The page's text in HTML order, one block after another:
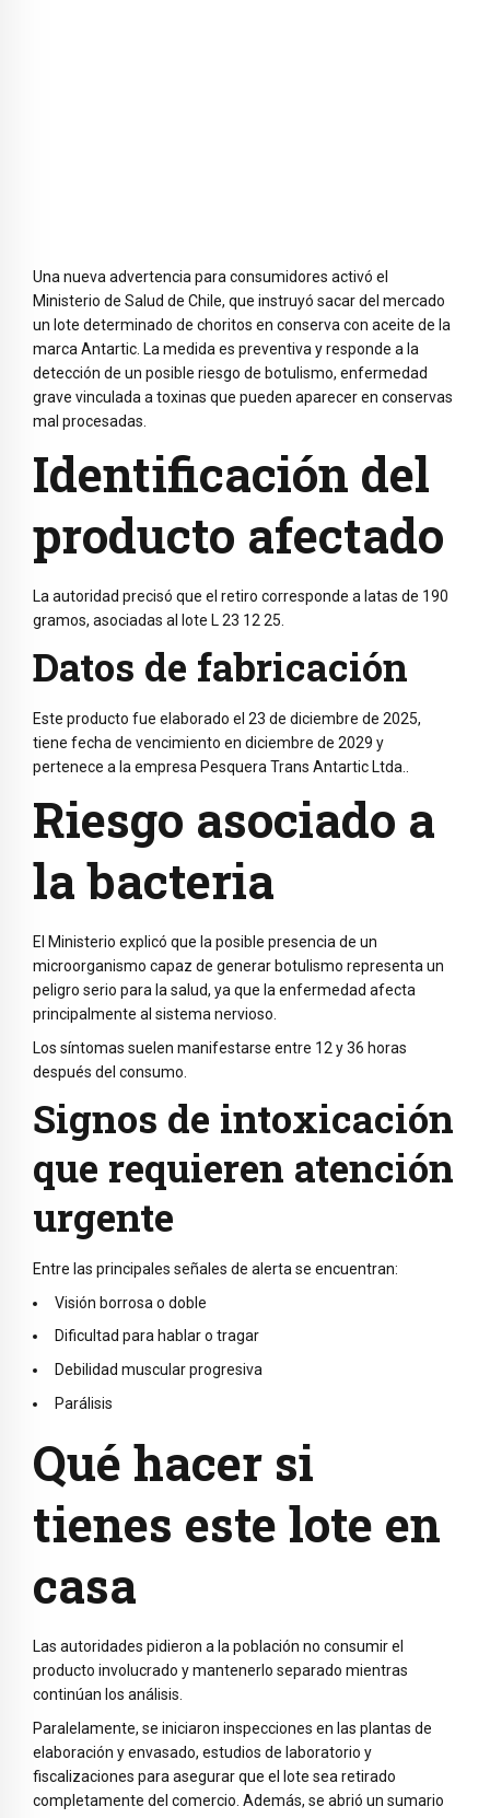
Una nueva advertencia para consumidores activó el
Ministerio de Salud de Chile, que instruyó sacar del mercado
un lote determinado de choritos en conserva con aceite de la
marca Antartic. La medida es preventiva y responde a la
detección de un posible riesgo de botulismo, enfermedad
grave vinculada a toxinas que pueden aparecer en conservas
mal procesadas.
Identificación del
producto afectado
La autoridad precisó que el retiro corresponde a latas de 190
gramos, asociadas al lote L 23 12 25.
Datos de fabricación
Este producto fue elaborado el 23 de diciembre de 2025,
tiene fecha de vencimiento en diciembre de 2029 y
pertenece a la empresa Pesquera Trans Antartic Ltda.
Riesgo asociado a
la bacteria
El Ministerio explicó que la posible presencia de un
microorganismo capaz de generar botulismo representa un
peligro serio para la salud, ya que la enfermedad afecta
principalmente al sistema nervioso.
Los síntomas suelen manifestarse entre 12 y 36 horas
después del consumo.
Signos de intoxicación
que requieren atención
urgente
Entre las principales señales de alerta se encuentran:
Visión borrosa o doble
Dificultad para hablar o tragar
Debilidad muscular progresiva
Parálisis
Qué hacer si
tienes este lote en
casa
Las autoridades pidieron a la población no consumir el
producto involucrado y mantenerlo separado mientras
continúan los análisis.
Paralelamente, se iniciaron inspecciones en las plantas de
elaboración y envasado, estudios de laboratorio y
fiscalizaciones para asegurar que el lote sea retirado
completamente del comercio. Además, se abrió un sumario